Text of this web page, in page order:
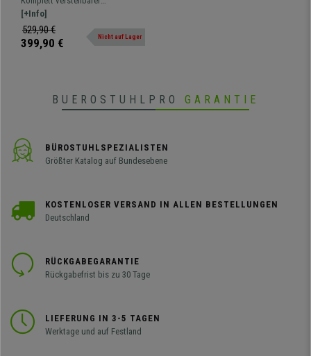
Lordosenstütze, Farbe Grau
ergonomischer Bürostuhl, sehr
bequem und widerstandsfähig.
[+Info]
529,90 €
399,90 € Nicht auf Lager
BUEROSTUHLPRO GARANTIE
BÜROSTUHLSPEZIALISTEN
Größter Katalog auf Bundesebene
KOSTENLOSER VERSAND IN ALLEN BESTELLUNGEN
Deutschland
RÜCKGABEGARANTIE
Rückgabefrist bis zu 30 Tage
LIEFERUNG IN 3-5 TAGEN
Werktage und auf Festland